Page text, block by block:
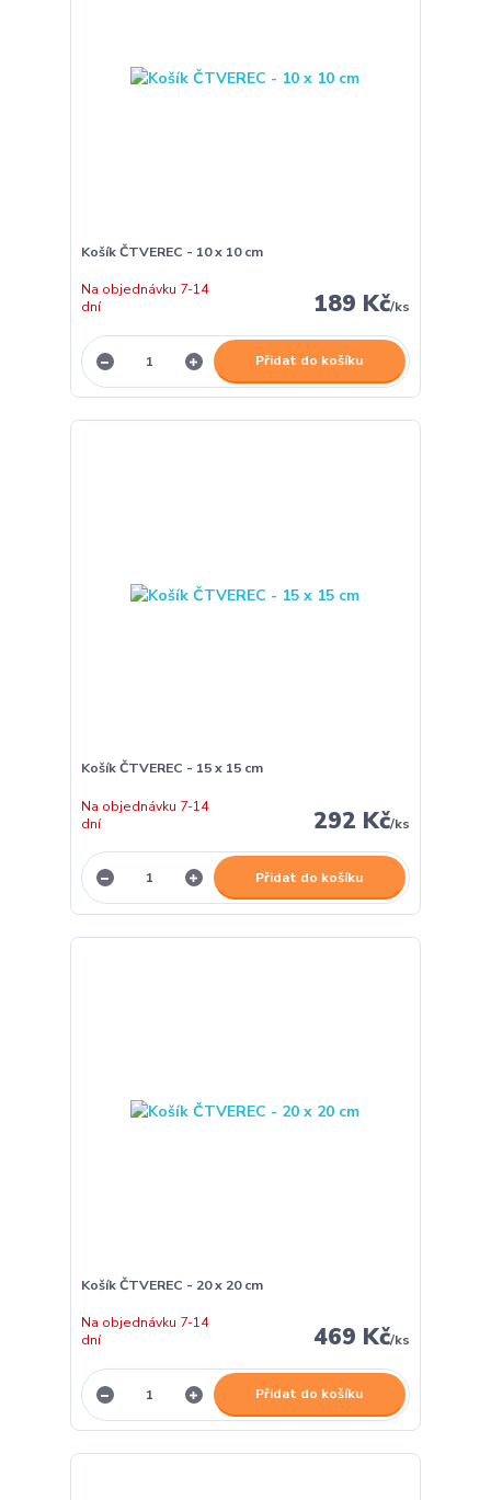
Košík ČTVEREC - 10 x 10 cm
189 Kč/ks
Na objednávku 7-14
dní
Přidat do košíku
Košík ČTVEREC - 15 x 15 cm
292 Kč/ks
Na objednávku 7-14
dní
Přidat do košíku
Košík ČTVEREC - 20 x 20 cm
469 Kč/ks
Na objednávku 7-14
dní
Přidat do košíku